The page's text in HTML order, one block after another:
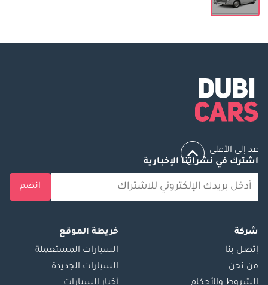
عد إلى الأعلى
اشترك في نشراتنا الإخبارية
انضم
شركة
إتصل بنا
من نحن
خريطة الموقع
السيارات المستعملة
السيارات الجديدة